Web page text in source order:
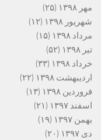
مهر ۱۳۹۸
(۲۵)
شهریور ۱۳۹۸
(۱۲)
مرداد ۱۳۹۸
(۱۵)
تیر ۱۳۹۸
(۵۲)
خرداد ۱۳۹۸
(۳۳)
اردیبهشت ۱۳۹۸
(۲۲)
فروردین ۱۳۹۸
(۱۳)
اسفند ۱۳۹۷
(۲۱)
بهمن ۱۳۹۷
(۱۹)
دی ۱۳۹۷
(۲۰)